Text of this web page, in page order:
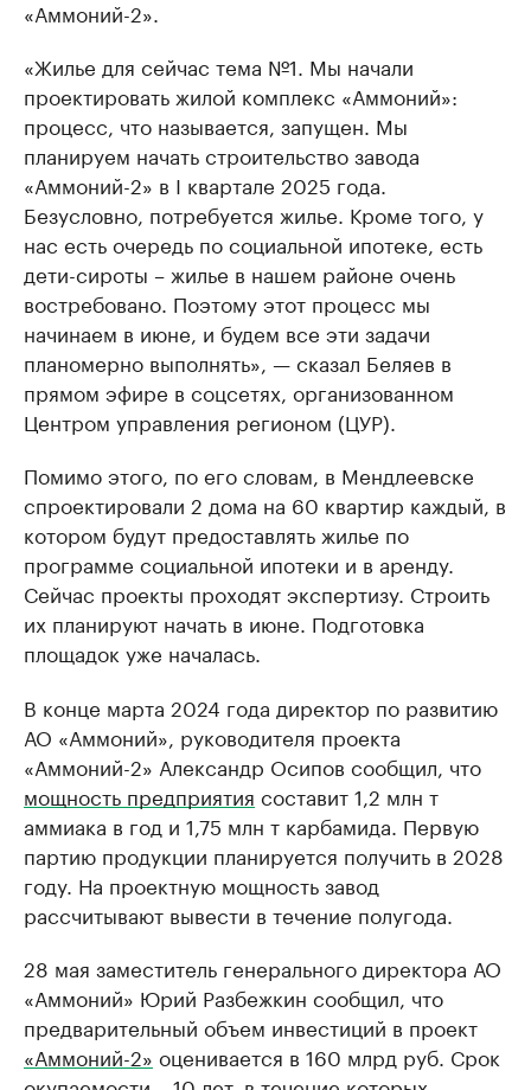
«Аммоний-2».
«Жилье для сейчас тема №1. Мы начали
проектировать жилой комплекс «Аммоний»:
процесс, что называется, запущен. Мы
планируем начать строительство завода
«Аммоний-2» в I квартале 2025 года.
Безусловно, потребуется жилье. Кроме того, у
нас есть очередь по социальной ипотеке, есть
дети-сироты – жилье в нашем районе очень
востребовано. Поэтому этот процесс мы
начинаем в июне, и будем все эти задачи
планомерно выполнять», — сказал Беляев в
прямом эфире в соцсетях, организованном
Центром управления регионом (ЦУР).
Помимо этого, по его словам, в Мендлеевске
спроектировали 2 дома на 60 квартир каждый, в
котором будут предоставлять жилье по
программе социальной ипотеки и в аренду.
Сейчас проекты проходят экспертизу. Строить
их планируют начать в июне. Подготовка
площадок уже началась.
В конце марта 2024 года директор по развитию
АО «Аммоний», руководителя проекта
«Аммоний-2» Александр Осипов сообщил, что
мощность предприятия составит 1,2 млн т
аммиака в год и 1,75 млн т карбамида. Первую
партию продукции планируется получить в 2028
году. На проектную мощность завод
рассчитывают вывести в течение полугода.
28 мая заместитель генерального директора АО
«Аммоний» Юрий Разбежкин сообщил, что
предварительный объем инвестиций в проект
«Аммоний-2» оценивается в 160 млрд руб. Срок